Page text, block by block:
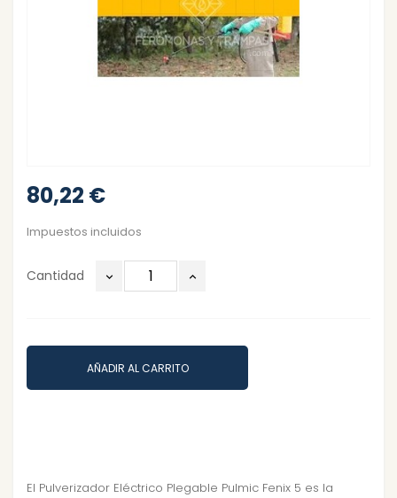
80,22 €
Impuestos incluidos
Cantidad
AÑADIR AL CARRITO
El Pulverizador Eléctrico Plegable Pulmic Fenix 5 es la